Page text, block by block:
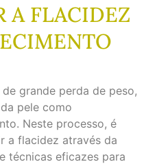
A FLACIDEZ
grande perda de peso,
pele como
Neste processo, é
a flacidez através da
técnicas eficazes para